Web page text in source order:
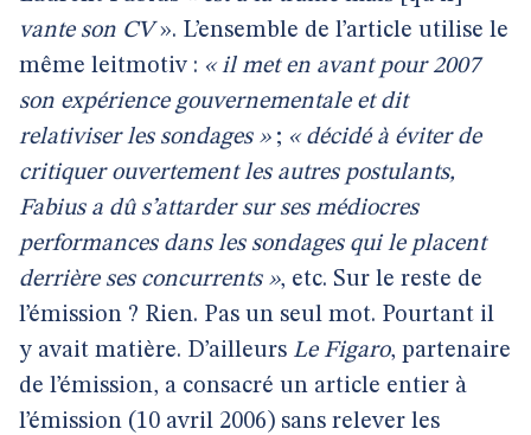
vante son CV». L’ensemble de l’article utilise le
même leitmotiv : « il met en avant pour 2007
son expérience gouvernementale et dit
relativiser les sondages »; « décidé à éviter de
critiquer ouvertement les autres postulants,
Fabius a dû s’attarder sur ses médiocres
performances dans les sondages qui le placent
derrière ses concurrents », etc. Sur le reste de
l’émission ? Rien. Pas un seul mot. Pourtant il
y avait matière. D’ailleurs Le Figaro, partenaire
de l’émission, a consacré un article entier à
l’émission (10 avril 2006) sans relever les